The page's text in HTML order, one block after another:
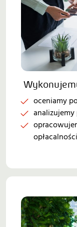
oceniamy
opłacalności